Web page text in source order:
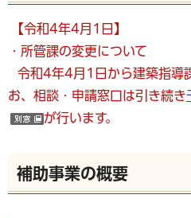
【令和4年4月1日】
・所管課の変更について
令和4年4月1日から建築指導
お、相談・申請窓口は引き続き
（別ウインドウで開く）
が行います。
補助事業の概要